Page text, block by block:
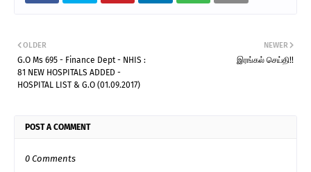
NEWER
இரங்கல் செய்தி!!
OLDER
G.O Ms 695 - Finance Dept - NHIS :
81 NEW HOSPITALS ADDED -
HOSPITAL LIST & G.O (01.09.2017)
POST A COMMENT
0 Comments